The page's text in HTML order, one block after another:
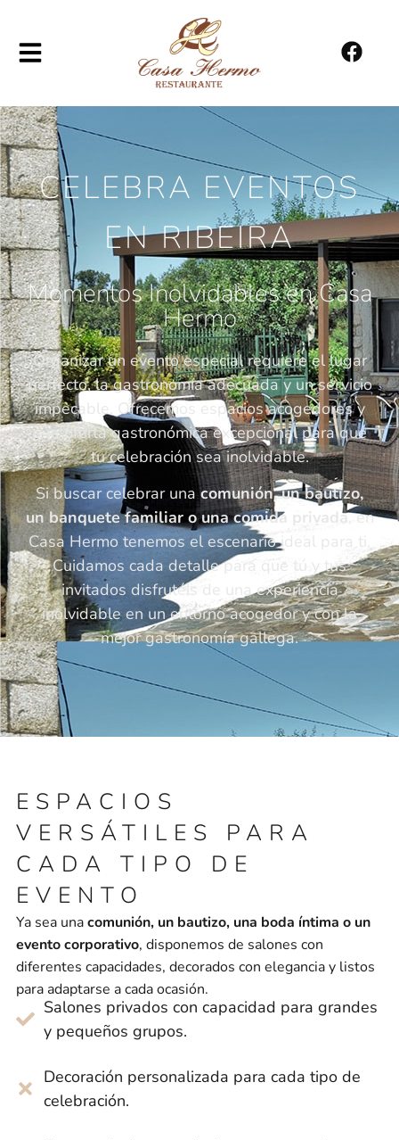
CELEBRA EVENTOS
EN RIBEIRA
Momentos Inolvidables en Casa
Hermo
Organizar un evento especial requiere el lugar
perfecto, la gastronomía adecuada y un servicio
impecable. Ofrecemos espacios acogedores y
una oferta gastronómica excepcional para que
tu celebración sea inolvidable.
Si buscar celebrar unacomunión, un bautizo,
un banquete familiar o una comida privada, en
Casa Hermo tenemos el escenario ideal para ti.
Cuidamos cada detalle para que tú y tus
invitados disfrutéis de una experiencia
inolvidable en un entorno acogedor y con la
mejor gastronomía gallega.
ESPACIOS
VERSÁTILES PARA
CADA TIPO DE
EVENTO
Ya sea unacomunión, un bautizo, una boda íntima o un
evento corporativo, disponemos de salones con
diferentes capacidades, decorados con elegancia y listos
para adaptarse a cada ocasión.
Salones privados con capacidad para grandes
y pequeños grupos.
Decoración personalizada para cada tipo de
celebración.